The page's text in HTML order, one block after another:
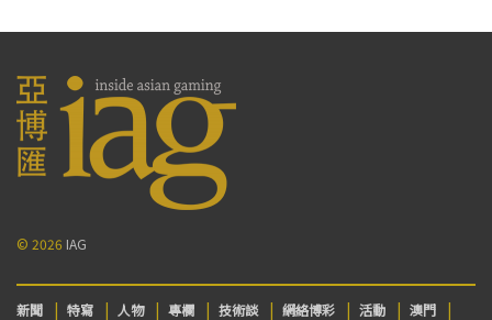
© 2026 IAG
新聞 特寫 人物 專欄 技術談 網絡博彩 活動 澳門